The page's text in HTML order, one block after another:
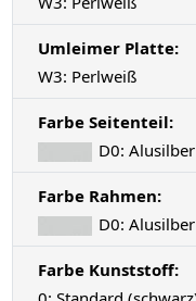
Umleimer Platte:
W3: Perlweiß
Farbe Seitenteil:
D0: Alusilber
Farbe Rahmen:
D0: Alusilber
Farbe Kunststoff: